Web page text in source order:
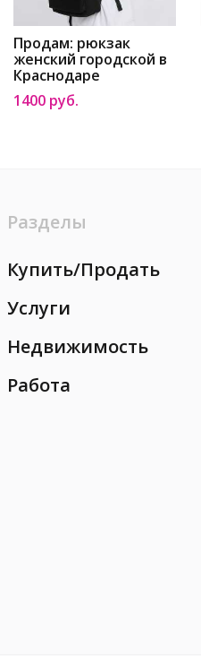
Продам: рюкзак
женский городской в
Краснодаре
1400 руб.
Разделы
Купить/Продать
Услуги
Недвижимость
Работа